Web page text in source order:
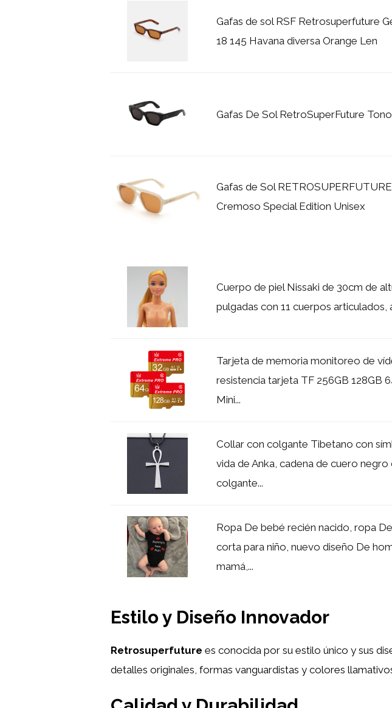
Gafas de sol RSF Retrosuperfuture
18 145 Havana diversa Orange Len
Gafas De Sol RetroSuperFuture
Gafas de Sol
Cremoso Special Edition Unisex
Cuerpo de piel Nissaki de 30cm de
pulgadas con 11 cuerpos articulados,
Tarjeta de memoria monitoreo de
resistencia tarjeta TF 256GB 128GB
Mini...
Collar con colgante Tibetano con
vida de Anka, cadena de cuero negro
colgante...
Ropa De bebé recién nacido, ropa
corta para niño, nuevo diseño De
mamá,...
Estilo y Diseño Innovador
Retrosuperfuture es conocida por su estilo único y sus
detalles originales, formas vanguardistas y colores